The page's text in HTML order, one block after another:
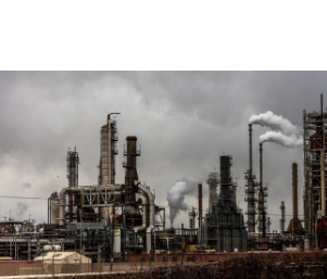
Fiabiliatate (RAM&RCM)